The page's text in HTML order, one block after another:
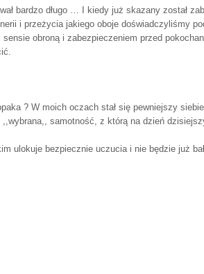
bardzo długo … I kiedy już skazany został
i przeżycia jakiego oboje doświadczyliśmy
sensie obroną i zabezpieczeniem przed
? W moich oczach stał się pewniejszy
samotność, z którą na dzień
ulokuje bezpiecznie uczucia i nie będzie już